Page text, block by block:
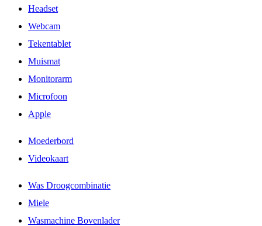
Headset
Webcam
Tekentablet
Muismat
Monitorarm
Microfoon
Apple
Moederbord
Videokaart
Was Droogcombinatie
Miele
Wasmachine Bovenlader